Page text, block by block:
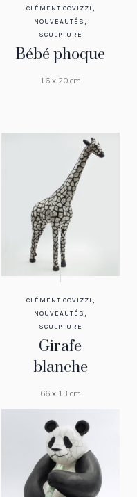
CLÉMENT COVIZZI ,
NOUVEAUTÉS ,
SCULPTURE
Bébé phoque
16 x 20 cm
CLÉMENT COVIZZI ,
NOUVEAUTÉS ,
SCULPTURE
Girafe
blanche
66 x 13 cm